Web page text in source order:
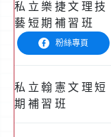
私立樂捷文理技
藝短期補習班
粉絲專頁
私立翰憲文理短
期補習班